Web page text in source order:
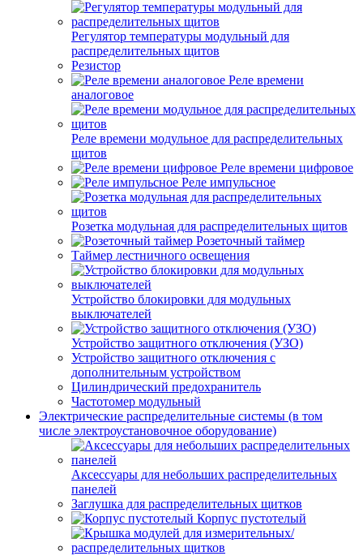
Регулятор температуры модульный для
распределительных щитов
Резистор
Реле времени
аналоговое
Реле времени модульное для распределительных
щитов
Реле времени цифровое
Реле импульсное
Розетка модульная для распределительных щитов
Розеточный таймер
Таймер лестничного освещения
Устройство блокировки для модульных
выключателей
Устройство защитного отключения (УЗО)
Устройство защитного отключения с
дополнительным устройством
Цилиндрический предохранитель
Частотомер модульный
Электрические распределительные системы (в том
числе электроустановочное оборудование)
Аксессуары для небольших распределительных
панелей
Заглушка для распределительных щитков
Корпус пустотелый